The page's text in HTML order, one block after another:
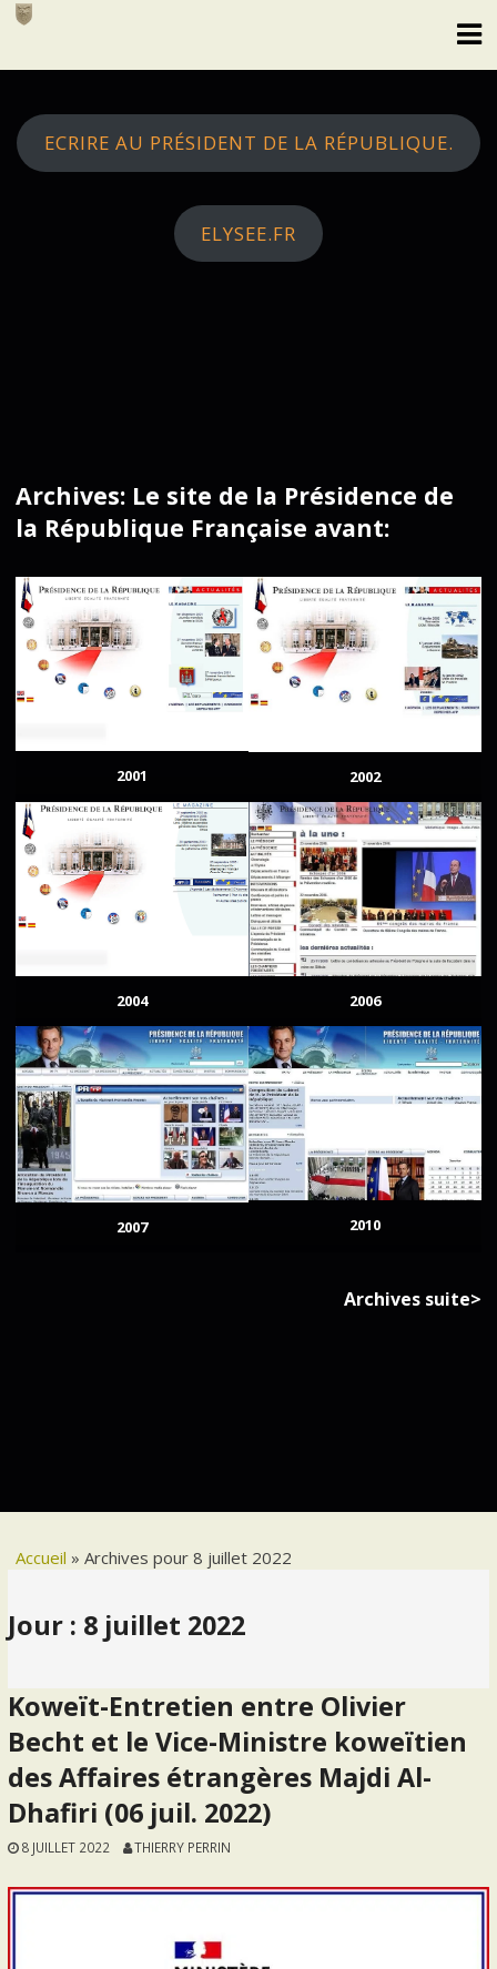
Skip
ECRIRE AU PRÉSIDENT DE LA RÉPUBLIQUE.
ELYSEE.FR
Archives: Le site de la Présidence de
la République Française avant:
2001 2002
2004 2006
2007 2010
Archives suite>
Accueil »Archives pour 8 juillet 2022
Jour : 8 juillet 2022
Koweït-Entretien entre Olivier
Becht et le Vice-Ministre koweïtien
des Affaires étrangères Majdi Al-
Dhafiri (06 juil. 2022)
8 JUILLET 2022 THIERRY PERRIN